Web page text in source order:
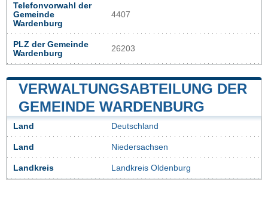
Telefonvorwahl der
Gemeinde
Wardenburg
4407
PLZ der Gemeinde
Wardenburg
26203
VERWALTUNGSABTEILUNG DER
GEMEINDE WARDENBURG
Land Deutschland
Land Niedersachsen
Landkreis Landkreis Oldenburg